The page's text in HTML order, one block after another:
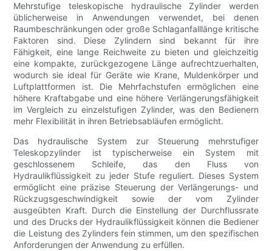
Mehrstufige teleskopische hydraulische Zylinder werden
üblicherweise in Anwendungen verwendet, bei denen
Raumbeschränkungen oder große Schlaganfalllänge kritische
Faktoren sind. Diese Zylindern sind bekannt für ihre
Fähigkeit, eine lange Reichweite zu bieten und gleichzeitig
eine kompakte, zurückgezogene Länge aufrechtzuerhalten,
wodurch sie ideal für Geräte wie Krane, Muldenkörper und
Luftplattformen ist. Die Mehrfachstufen ermöglichen eine
höhere Kraftabgabe und eine höhere Verlängerungsfähigkeit
im Vergleich zu einzelstufigen Zylinder, was den Bedienern
mehr Flexibilität in ihren Betriebsabläufen ermöglicht.
Das hydraulische System zur Steuerung mehrstufiger
Teleskopzylinder ist typischerweise ein System mit
geschlossenem Schleife, das den Fluss von
Hydraulikflüssigkeit zu jeder Stufe reguliert. Dieses System
ermöglicht eine präzise Steuerung der Verlängerungs- und
Rückzugsgeschwindigkeit sowie der vom Zylinder
ausgeübten Kraft. Durch die Einstellung der Durchflussrate
und des Drucks der Hydraulikflüssigkeit können die Bediener
die Leistung des Zylinders fein stimmen, um den spezifischen
Anforderungen der Anwendung zu erfüllen.